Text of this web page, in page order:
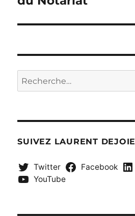
Recherche
pour :
SUIVEZ LAURENT DEJOIE
Twitter Facebook
YouTube